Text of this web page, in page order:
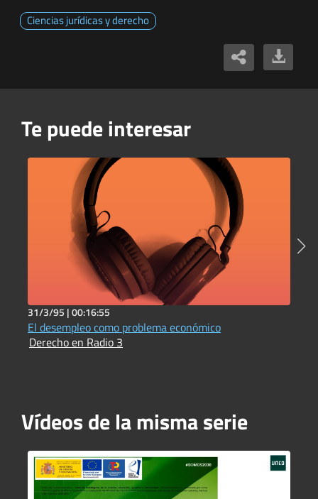
Ciencias jurídicas y derecho
Te puede interesar
31/3/95 |00:16:55
El desempleo como problema económico
Derecho en Radio 3
Vídeos de la misma serie